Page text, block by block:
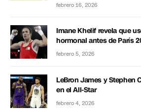
febrero 16, 2026
Imane Khelif revela que
hormonal antes de París
febrero 5, 2026
LeBron James y Stephen
en el All-Star
febrero 4, 2026